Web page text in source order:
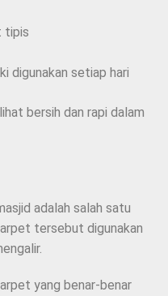
tipis
digunakan setiap hari
bersih dan rapi dalam
adalah salah satu
tersebut digunakan
yang benar-benar